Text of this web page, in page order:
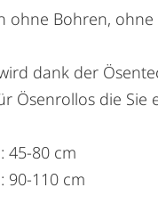
ohne Bohren,
dank der
Ösenrollos die
45-80 cm
90-110 cm